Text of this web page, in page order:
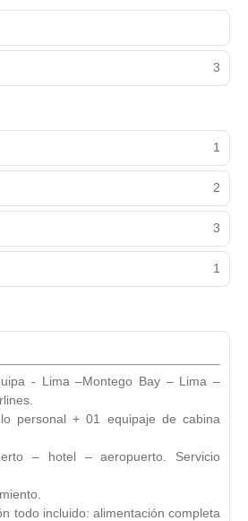
3
1
2
3
1
- Lima –Montego Bay – Lima –
personal + 01 equipaje de cabina
– hotel – aeropuerto. Servicio
todo incluido: alimentación completa